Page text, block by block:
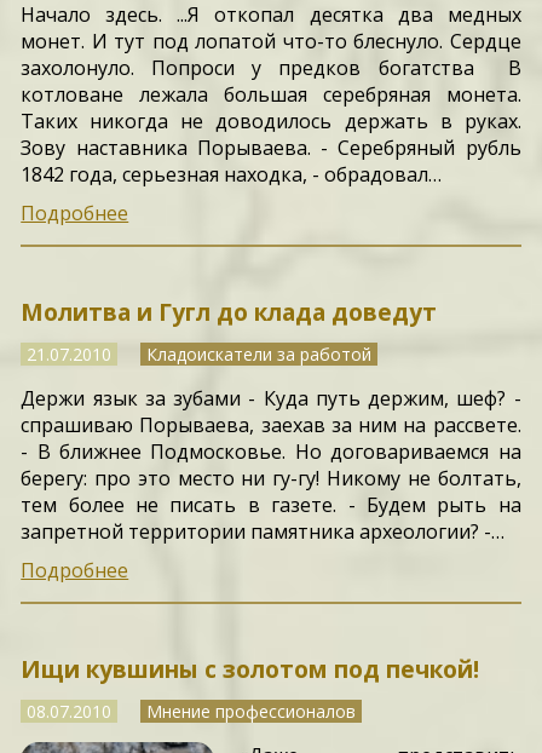
Начало здесь. ...Я откопал десятка два медных
монет. И тут под лопатой что-то блеснуло. Сердце
захолонуло. Попроси у предков богатства В
котловане лежала большая серебряная монета.
Таких никогда не доводилось держать в руках.
Зову наставника Порываева. - Серебряный рубль
1842 года, серьезная находка, - обрадовал…
Подробнее
Молитва и Гугл до клада доведут
21.07.2010 Кладоискатели за работой
Держи язык за зубами - Куда путь держим, шеф? -
спрашиваю Порываева, заехав за ним на рассвете.
- В ближнее Подмосковье. Но договариваемся на
берегу: про это место ни гу-гу! Никому не болтать,
тем более не писать в газете. - Будем рыть на
запретной территории памятника археологии? -…
Подробнее
Ищи кувшины с золотом под печкой!
08.07.2010 Мнение профессионалов